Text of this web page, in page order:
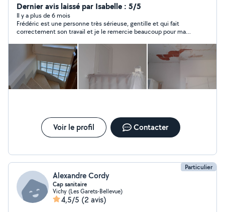
remise a zero mes services en bricolage ***pose de
parquet flottant ***pose de tringle a rideaux étagère au
mur cadre etc... ***pose de lustre ou toute autre
luminaire etc..... ***repartions fuite d eau sur cuivre ou
pvc ***création arrivée d eau ou vidange ***changement
de robinetterie ou wc suppression de bidet etc......
***transport de petit colis ou électroménager suite a
vos achat encombrant etc..... ##location échafaudage
int / ext Marteau piqueur électrique ## entretien sur
vie 30 ans dans le btp donc grande expérience dans
nombreux domaine n hesitez pas a demander crdt fred
Dernier avis laissé par Isabelle : 5/5
Il y a plus de 6 mois
Frédéric est une personne très sérieuse, gentille et qui fait
correctement son travail et je le remercie beaucoup pour ma
Voir le profil Contacter
Particulier
Alexandre Cordy
Cap sanitaire
Vichy (Les Garets-Bellevue)
4,5/5 (2 avis)